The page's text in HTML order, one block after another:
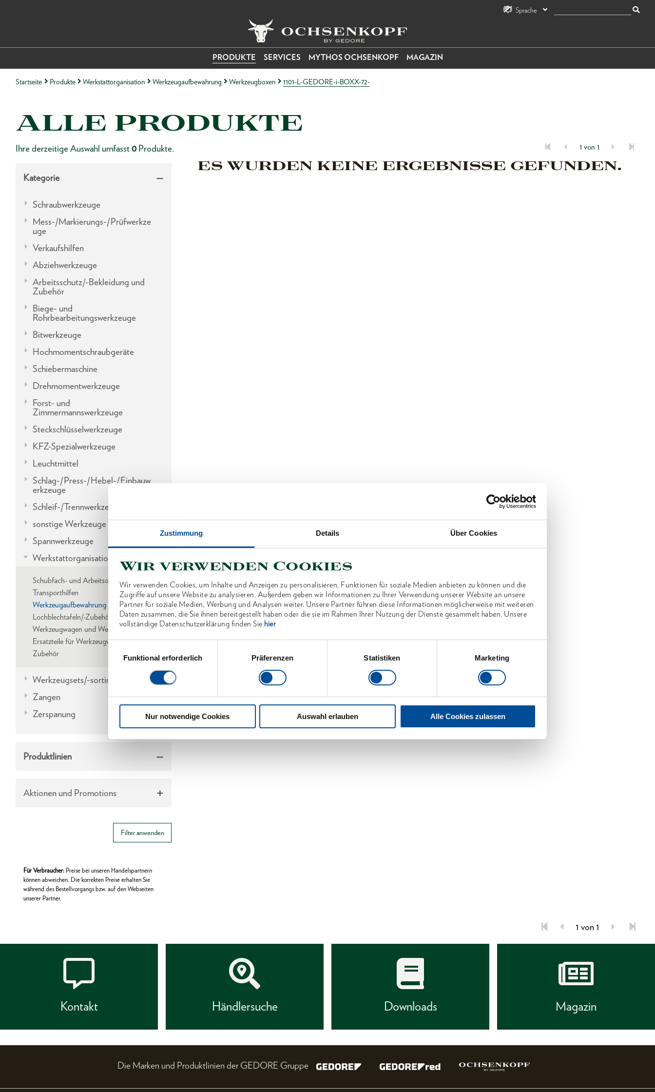
Zustimmung Details Über Cookies
Wir verwenden Cookies
Wir verwenden Cookies, um Inhalte und Anzeigen zu personalisieren, Funktionen für soziale Medien anbieten zu können und die
Zugriffe auf unsere Website zu analysieren. Außerdem geben wir Informationen zu Ihrer Verwendung unserer Website an unsere
Partner für soziale Medien, Werbung und Analysen weiter. Unsere Partner führen diese Informationen möglicherweise mit weiteren
Daten zusammen, die Sie ihnen bereitgestellt haben oder die sie im Rahmen Ihrer Nutzung der Dienste gesammelt haben. Unsere
vollständige Datenschutzerklärung finden Sie hier
Einwilligungsauswahl
Funktional erforderlich
Präferenzen Statistiken Marketing
Nur notwendige Cookies Auswahl erlauben Alle Cookies zulassen
Sprache
PRODUKTE SERVICES MYTHOS OCHSENKOPF MAGAZIN
Startseite Produkte Werkstattorganisation Werkzeugaufbewahrung Werkzeugboxen 1101-L-GEDORE-i-BOXX-72-
ALLE PRODUKTE
Ihre derzeitige Auswahl umfasst 0 Produkte. 1 von 1
Kategorie
Schraubwerkzeuge
Mess-/Markierungs-/Prüfwerkze
uge
Verkaufshilfen
Abziehwerkzeuge
Arbeitsschutz/-Bekleidung und
Zubehör
Biege- und
Rohrbearbeitungswerkzeuge
Bitwerkzeuge
Hochmomentschraubgeräte
Schiebermaschine
Drehmomentwerkzeuge
Forst- und
Zimmermannswerkzeuge
Steckschlüsselwerkzeuge
KFZ-Spezialwerkzeuge
Leuchtmittel
Schlag-/Press-/Hebel-/Einbauw
erkzeuge
Schleif-/Trennwerkzeuge
sonstige Werkzeuge
Spannwerkzeuge
Werkstattorganisation
Schubfach- und Arbeitsorganisation
Transporthilfen
Werkzeugaufbewahrung
Lochblechtafeln/-Zubehör
Werkzeugwagen und Werkbänke
Ersatzteile für Werkzeugwagen/Werkbänke
Zubehör
Werkzeugsets/-sortimente
Zangen
Zerspanung
Produktlinien
Aktionen und Promotions
Filter anwenden
Für Verbraucher: Preise bei unseren Handelspartnern
können abweichen. Die korrekten Preise erhalten Sie
während des Bestellvorgangs bzw. auf den Webseiten
unserer Partner.
ES WURDEN KEINE ERGEBNISSE GEFUNDEN.
1 von 1
Kontakt Händlersuche Downloads Magazin
Die Marken und Produktlinien der GEDORE Gruppe